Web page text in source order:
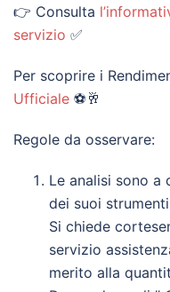
👉 Consulta
servizio ✅
Per scoprire i
Ufficiale ⚽🥂
Regole da osservare:
Le analisi sono a
dei suoi
Si chiede
servizio
merito alla